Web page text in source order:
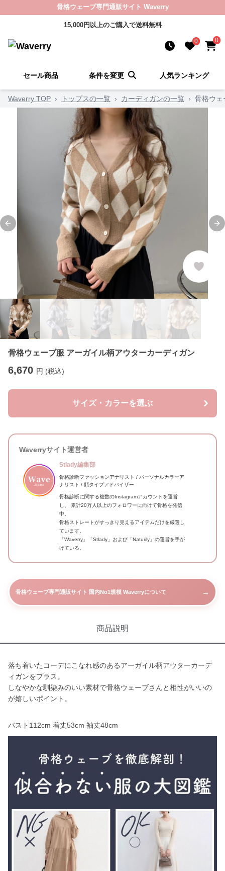
骨格ウェーブ専門通販サイト Waverry
15,000円以上のご購入で送料無料
0 0
セール商品 条件を変更 人気ランキング
Waverry TOP › トップスの一覧 › カーディガンの一覧 › 骨格ウェ
Previous slide
骨格ウェーブ服 アーガイル柄アウターカーディガン
6,670 円 (税込)
サイズ・カラーを選ぶ
Waverryサイト運営者
Stlady編集部
骨格診断ファッションアナリスト / パーソナルカラーア
ナリスト / 顔タイプアドバイザー
骨格診断に関する複数のInstagramアカウントを運営
し、 累計20万人以上のフォロワーに向けて骨格を発信
中。
骨格ストレートがすっきり見えるアイテムだけを厳選し
ています。
「Waverry」「Stlady」および「Naturily」の運営を手が
けている。
骨格ウェーブ専門通販サイト 国内No1規模 Waverryについて →
商品説明
落ち着いたコーデにこなれ感のあるアーガイル柄アウターカーデ
ィガンをプラス。
しなやかな馴染みのいい素材で骨格ウェーブさんと相性がいいの
が嬉しいポイント。